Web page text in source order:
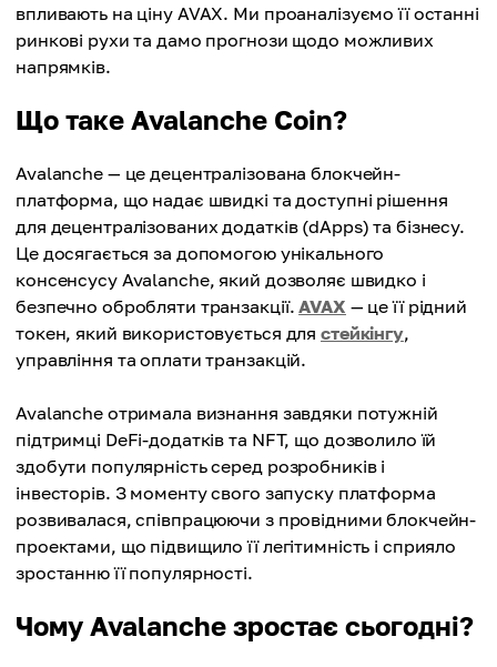
впливають на ціну AVAX. Ми проаналізуємо її останні
ринкові рухи та дамо прогнози щодо можливих
напрямків.
Що таке Avalanche Coin?
Avalanche — це децентралізована блокчейн-
платформа, що надає швидкі та доступні рішення
для децентралізованих додатків (dApps) та бізнесу.
Це досягається за допомогою унікального
консенсусу Avalanche, який дозволяє швидко і
безпечно обробляти транзакції.AVAX — це її рідний
токен, який використовується длястейкінгу,
управління та оплати транзакцій.
Avalanche отримала визнання завдяки потужній
підтримці DeFi-додатків та NFT, що дозволило їй
здобути популярність серед розробників і
інвесторів. З моменту свого запуску платформа
розвивалася, співпрацюючи з провідними блокчейн-
проектами, що підвищило її легітимність і сприяло
зростанню її популярності.
Чому Avalanche зростає сьогодні?